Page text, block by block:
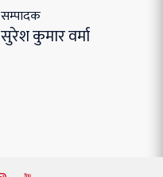
सम्पादक
सुरेश कुमार वर्मा